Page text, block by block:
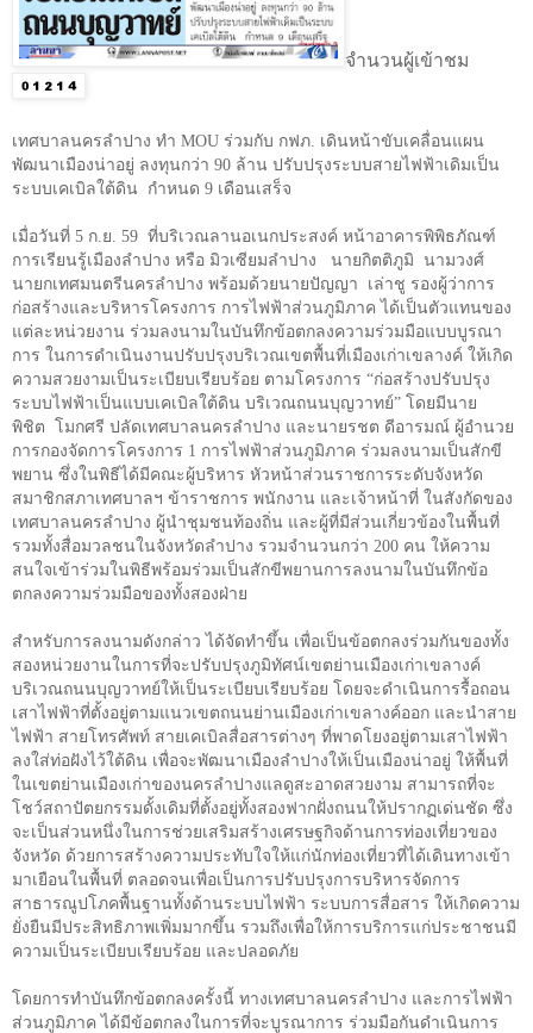
จำนวนผู้เข้าชม
เทศบาลนครลำปาง ทำ MOU ร่วมกับ กฟภ. เดินหน้าขับเคลื่อนแผน
พัฒนาเมืองน่าอยู่ ลงทุนกว่า 90 ล้าน ปรับปรุงระบบสายไฟฟ้าเดิมเป็น
ระบบเคเบิลใต้ดิน
กำหนด 9 เดือนเสร็จ
เมื่อวันที่ 5 ก.ย. 59 ที่บริเวณลานอเนกประสงค์ หน้าอาคารพิพิธภัณฑ์
การเรียนรู้เมืองลำปาง หรือ มิวเซียมลำปาง
นายกิตติภูมิ นามวงศ์
นายกเทศมนตรีนครลำปาง พร้อมด้วยนายปัญญา
เล่าชู รองผู้ว่าการ
ก่อสร้างและบริหารโครงการ การไฟฟ้าส่วนภูมิภาค ได้เป็นตัวแทนของ
แต่ละหน่วยงาน ร่วมลงนามในบันทึกข้อตกลงความร่วมมือแบบบูรณา
การ ในการดำเนินงานปรับปรุงบริเวณเขตพื้นที่เมืองเก่าเขลางค์ ให้เกิด
ความสวยงามเป็นระเบียบเรียบร้อย ตามโครงการ “ก่อสร้างปรับปรุง
ระบบไฟฟ้าเป็นแบบเคเบิลใต้ดิน บริเวณถนนบุญวาทย์” โดยมีนาย
พิชิต
โมกศรี ปลัดเทศบาลนครลำปาง และนายรชต ดีอารมณ์ ผู้อำนวย
การกองจัดการโครงการ 1 การไฟฟ้าส่วนภูมิภาค ร่วมลงนามเป็นสักขี
พยาน ซึ่งในพิธีได้มีคณะผู้บริหาร หัวหน้าส่วนราชการระดับจังหวัด
สมาชิกสภาเทศบาลฯ ข้าราชการ พนักงาน และเจ้าหน้าที่ ในสังกัดของ
เทศบาลนครลำปาง ผู้นำชุมชนท้องถิ่น และผู้ที่มีส่วนเกี่ยวข้องในพื้นที่
รวมทั้งสื่อมวลชนในจังหวัดลำปาง รวมจำนวนกว่า 200 คน ให้ความ
สนใจเข้าร่วมในพิธีพร้อมร่วมเป็นสักขีพยานการลงนามในบันทึกข้อ
ตกลงความร่วมมือของทั้งสองฝ่าย
สำหรับการลงนามดังกล่าว ได้จัดทำขึ้น เพื่อเป็นข้อตกลงร่วมกันของทั้ง
สองหน่วยงานในการที่จะปรับปรุงภูมิทัศน์เขตย่านเมืองเก่าเขลางค์
บริเวณถนนบุญวาทย์ให้เป็นระเบียบเรียบร้อย โดยจะดำเนินการรื้อถอน
เสาไฟฟ้าที่ตั้งอยู่ตามแนวเขตถนนย่านเมืองเก่าเขลางค์ออก และนำสาย
ไฟฟ้า สายโทรศัพท์ สายเคเบิลสื่อสารต่างๆ ที่พาดโยงอยู่ตามเสาไฟฟ้า
ลงใส่ท่อฝังไว้ใต้ดิน เพื่อจะพัฒนาเมืองลำปางให้เป็นเมืองน่าอยู่ ให้พื้นที่
ในเขตย่านเมืองเก่าของนครลำปางแลดูสะอาดสวยงาม สามารถที่จะ
โชว์สถาปัตยกรรมดั้งเดิมที่ตั้งอยู่ทั้งสองฟากฝั่งถนนให้ปรากฏเด่นชัด ซึ่ง
จะเป็นส่วนหนึ่งในการช่วยเสริมสร้างเศรษฐกิจด้านการท่องเที่ยวของ
จังหวัด ด้วยการสร้างความประทับใจให้แก่นักท่องเที่ยวที่ได้เดินทางเข้า
มาเยือนในพื้นที่ ตลอดจนเพื่อเป็นการปรับปรุงการบริหารจัดการ
สาธารณูปโภคพื้นฐานทั้งด้านระบบไฟฟ้า ระบบการสื่อสาร ให้เกิดความ
ยั่งยืนมีประสิทธิภาพเพิ่มมากขึ้น รวมถึงเพื่อให้การบริการแก่ประชาชนมี
ความเป็นระเบียบเรียบร้อย และปลอดภัย
โดยการทำบันทึกข้อตกลงครั้งนี้ ทางเทศบาลนครลำปาง และการไฟฟ้า
ส่วนภูมิภาค ได้มีข้อตกลงในการที่จะบูรณาการ ร่วมมือกันดำเนินการ